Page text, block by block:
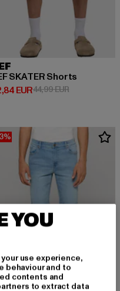
EUR
SKATER Shorts
EURPreis: 32,84 EUR
44,99 EURAktionspreis:
YOU
use experience,
behaviour and to
contents and
to extract data